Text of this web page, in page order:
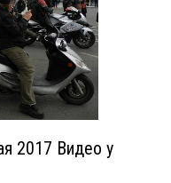
2017 Видео у